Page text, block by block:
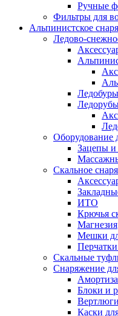
Ручные
Фильтры для
Альпинистское
Ледово-
Ледобуры
Оборудование
Зацепы и
Скальное
ИТО
Крючья
Магнезия
Мешки
Скальные
Снаряжение
Блоки и
Каски